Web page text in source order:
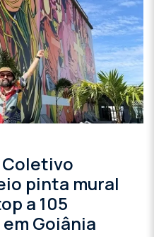
pinta mural
a 105
Goiânia